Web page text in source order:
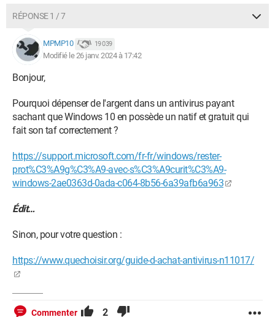
RÉPONSE 1 / 7
MPMP10 19 039
Modifié le 26 janv. 2024 à 17:42
Bonjour,
Pourquoi dépenser de l'argent dans un antivirus payant
sachant que Windows 10 en possède un natif et gratuit qui
fait son taf correctement ?
https://support.microsoft.com/fr-fr/windows/rester-
prot%C3%A9g%C3%A9-avec-s%C3%A9curit%C3%A9-
windows-2ae0363d-0ada-c064-8b56-6a39afb6a963
Édit…
Sinon, pour votre question :
https://www.quechoisir.org/guide-d-achat-antivirus-n11017/
Commenter 2